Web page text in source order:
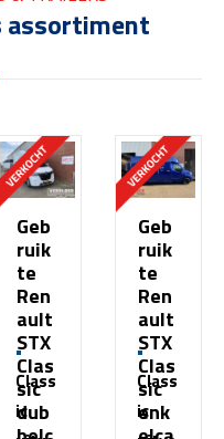
assortiment
Geb
ruik
te
Ren
ault
STX
Clas
sic
dub
Class
ic
Geb
ruik
te
Ren
ault
STX
Clas
sic
enk
Class
ic